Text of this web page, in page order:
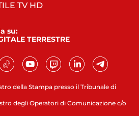
della Stampa presso il Tribunale di
degli Operatori di Comunicazione c/o
TV HD
su:
TERRESTRE